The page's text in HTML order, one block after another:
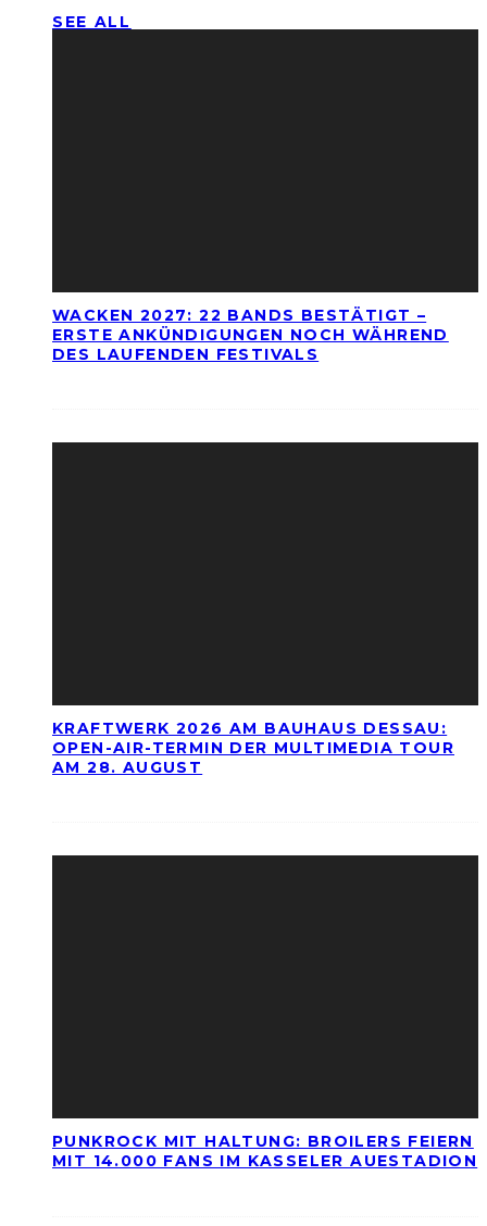
SEE ALL
WACKEN 2027: 22 BANDS BESTÄTIGT –
ERSTE ANKÜNDIGUNGEN NOCH WÄHREND
DES LAUFENDEN FESTIVALS
KRAFTWERK 2026 AM BAUHAUS DESSAU:
OPEN-AIR-TERMIN DER MULTIMEDIA TOUR
AM 28. AUGUST
PUNKROCK MIT HALTUNG: BROILERS FEIERN
MIT 14.000 FANS IM KASSELER AUESTADION